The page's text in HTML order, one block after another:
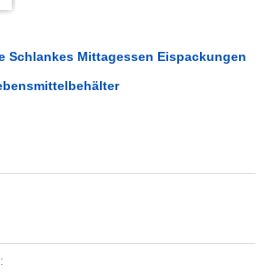
Schlankes Mittagessen Eispackungen